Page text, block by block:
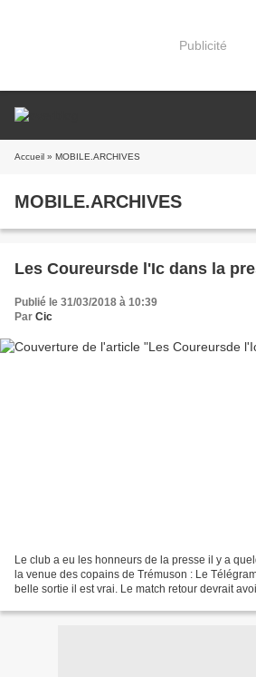
Publicité
Accueil » MOBILE.ARCHIVES
MOBILE.ARCHIVES
Les Coureursde l'Ic dans la
Publié le 31/03/2018 à 10:39
Par Cic
Le club a eu les honneurs de la presse il y a
la venue des copains de Trémuson : Le
belle sortie il est vrai. Le match retour devrait